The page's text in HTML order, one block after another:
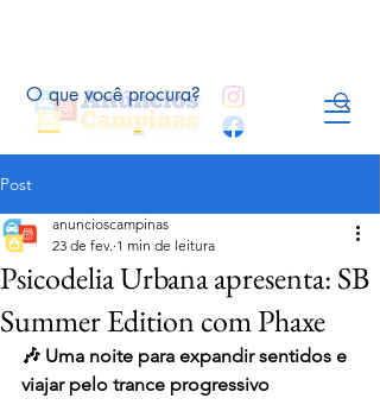
Post
Psicodelia Urbana apresenta: SB
Summer Edition com Phaxe
anuncioscampinas
23 de fev. 1 min de leitura
🎶 Uma noite para expandir sentidos e
viajar pelo trance progressivo